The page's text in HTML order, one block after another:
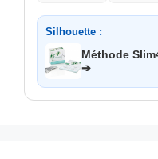
Silhouette :
Méthode
➔